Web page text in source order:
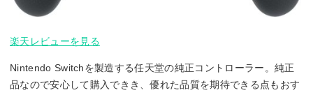
楽天レビューを見る
Nintendo Switchを製造する任天堂の純正コントローラー。純正
品なので安心して購入できき、優れた品質を期待できる点もおす